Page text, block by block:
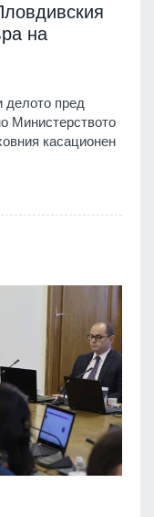
на
делото пред
Министерството
касационен